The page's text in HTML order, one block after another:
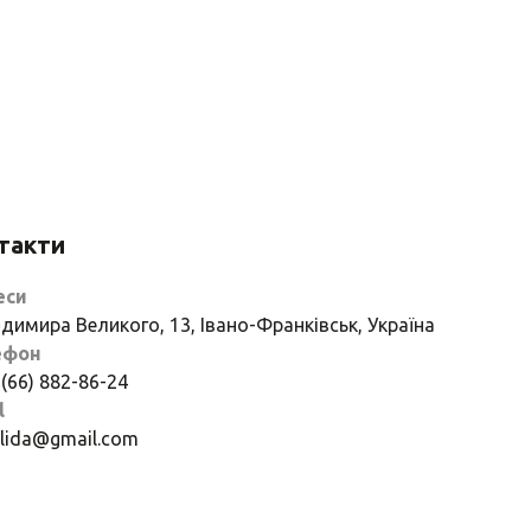
Великого, 13, Івано-Франківськ, Україна
882-86-24